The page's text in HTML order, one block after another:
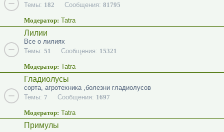
Темы: 182 Сообщения: 81795
Модератор: Tatra
Лилии
Все о лилиях
Темы: 51 Сообщения: 15321
Модератор: Tatra
Гладиолусы
сорта, агротехника ,болезни гладиолусов
Темы: 7 Сообщения: 1697
Модератор: Tatra
Примулы